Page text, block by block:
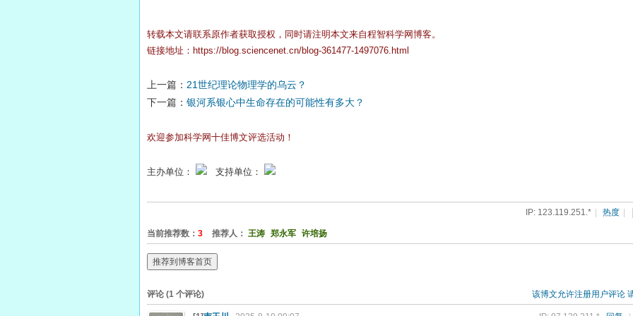
转载本文请联系原作者获取授权，同时请注明本文来自程智科学网博客。
链接地址： https://blog.sciencenet.cn/blog-361477-1497076.html
上一篇： 21世纪理论物理学的乌云？
下一篇： 银河系银心中生命存在的可能性有多大？
欢迎参加科学网十佳博文评选活动！
主办单位： 支持单位：
IP: 123.119.251.* | 热度 |
当前推荐数： 3 推荐人： 王涛 郑永军 许培扬
推荐到博客首页
该博文允许注册用户评论
评论 (1 个评论)